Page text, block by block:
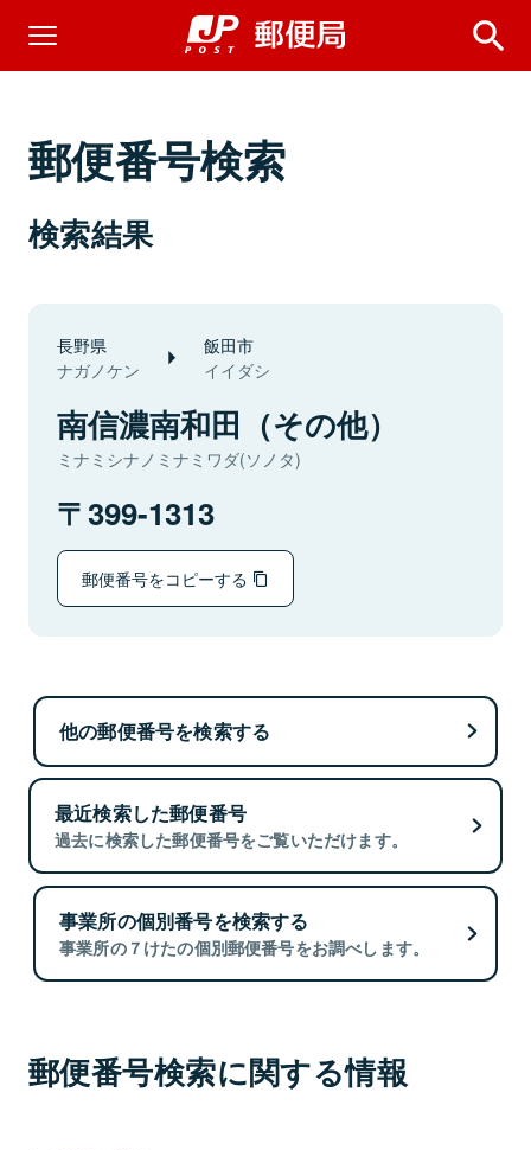
郵便番号検索
検索結果
長野県
ナガノケン
飯田市
イイダシ
南信濃南和田（その他）
ミナミシナノミナミワダ(ソノタ)
399-1313
郵便番号をコピーする
他の郵便番号を検索する
最近検索した郵便番号
過去に検索した郵便番号をご覧いただけます。
事業所の個別番号を検索する
事業所の７けたの個別郵便番号をお調べします。
郵便番号検索に関する情報